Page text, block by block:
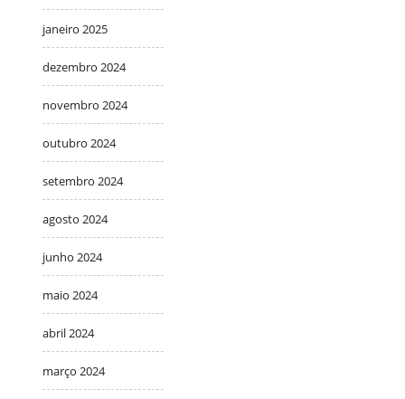
janeiro 2025
dezembro 2024
novembro 2024
outubro 2024
setembro 2024
agosto 2024
junho 2024
maio 2024
abril 2024
março 2024